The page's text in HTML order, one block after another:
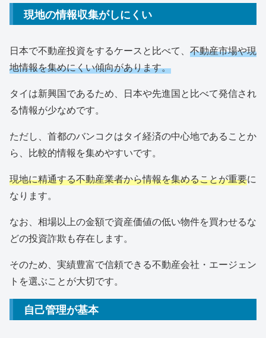
現地の情報収集がしにくい
日本で不動産投資をするケースと比べて、 不動産市場や現
地情報を集めにくい傾向があります。
タイは新興国であるため、日本や先進国と比べて発信され
る情報が少なめです。
ただし、首都のバンコクはタイ経済の中心地であることか
ら、比較的情報を集めやすいです。
現地に精通する不動産業者から情報を集めることが重要に
なります。
なお、相場以上の金額で資産価値の低い物件を買わせるな
どの投資詐欺も存在します。
そのため、実績豊富で信頼できる不動産会社・エージェン
トを選ぶことが大切です。
自己管理が基本